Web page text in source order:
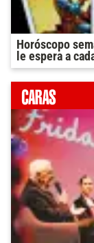
Horóscopo
le espera a